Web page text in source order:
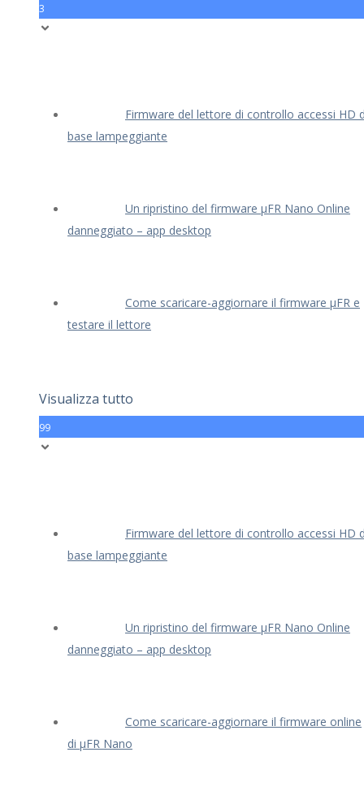
3
Firmware del lettore di controllo accessi HD
base lampeggiante
Un ripristino del firmware μFR Nano Online
danneggiato – app desktop
Come scaricare-aggiornare il firmware μFR e
testare il lettore
Visualizza tutto
99
Firmware del lettore di controllo accessi HD
base lampeggiante
Un ripristino del firmware μFR Nano Online
danneggiato – app desktop
Come scaricare-aggiornare il firmware online
di μFR Nano